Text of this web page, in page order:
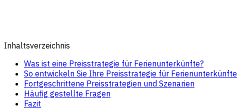
Inhaltsverzeichnis
Was ist eine Preisstrategie für Ferienunterkünfte?
So entwickeln Sie Ihre Preisstrategie für Ferienunterkünfte
Fortgeschrittene Preisstrategien und Szenarien
Häufig gestellte Fragen
Fazit